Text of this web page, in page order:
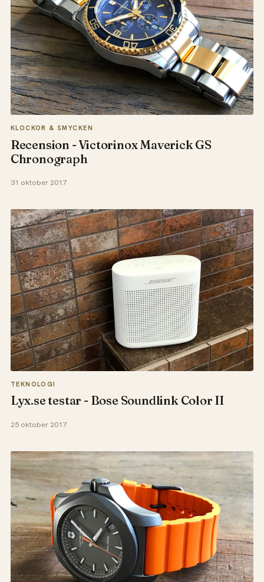
KLOCKOR & SMYCKEN
Recension - Victorinox Maverick GS
Chronograph
31 oktober 2017
TEKNOLOGI
Lyx.se testar - Bose Soundlink Color II
25 oktober 2017